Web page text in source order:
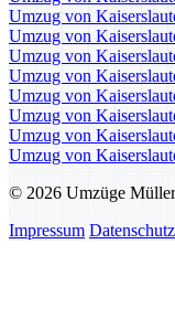
Umzug von
Umzug von
Umzug von
Umzug von
Umzug von
Umzug von
Umzug von
Umzug von
© 2026 Umzüge
Impressum Datenschutz